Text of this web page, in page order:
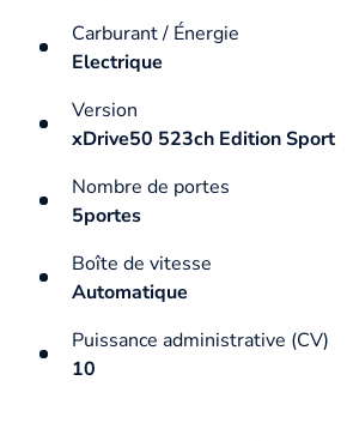
Carburant / Énergie
Electrique
Version
xDrive50 523ch Edition Sport
Nombre de portes
5portes
Boîte de vitesse
Automatique
Puissance administrative (CV)
10